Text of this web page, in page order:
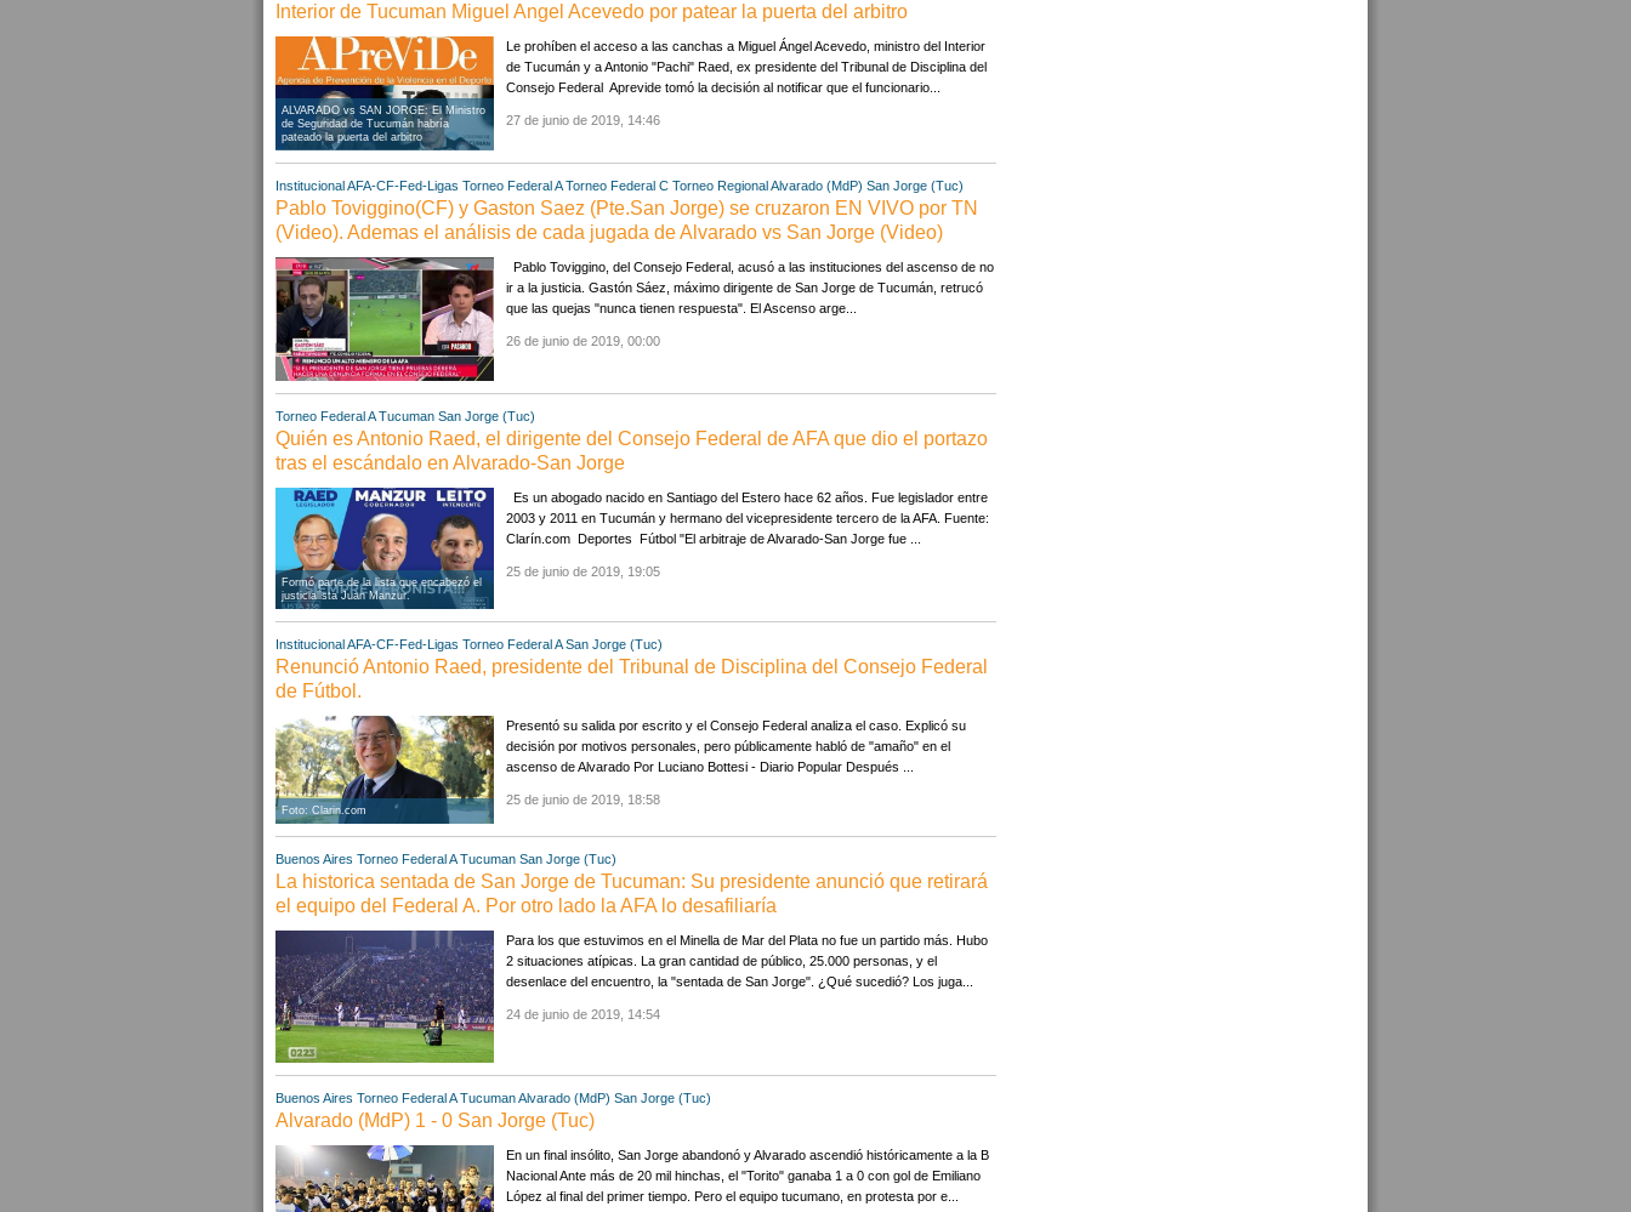
Interior de Tucuman Miguel Angel Acevedo por patear la puerta del arbitro
ALVARADO vs SAN JORGE: El Ministro
de Seguridad de Tucumán habría
pateado la puerta del arbitro
Le prohíben el acceso a las canchas a Miguel Ángel Acevedo, ministro del Interior
de Tucumán y a Antonio "Pachi" Raed, ex presidente del Tribunal de Disciplina del
Consejo Federal Aprevide tomó la decisión al notificar que el funcionario...
27 de junio de 2019, 14:46
Institucional AFA-CF-Fed-Ligas Torneo Federal A Torneo Federal C Torneo Regional Alvarado (MdP) San Jorge (Tuc)
Pablo Toviggino(CF) y Gaston Saez (Pte.San Jorge) se cruzaron EN VIVO por TN
(Video). Ademas el análisis de cada jugada de Alvarado vs San Jorge (Video)
Pablo Toviggino, del Consejo Federal, acusó a las instituciones del ascenso de no
ir a la justicia. Gastón Sáez, máximo dirigente de San Jorge de Tucumán, retrucó
que las quejas "nunca tienen respuesta". El Ascenso arge...
26 de junio de 2019, 00:00
Torneo Federal A Tucuman San Jorge (Tuc)
Quién es Antonio Raed, el dirigente del Consejo Federal de AFA que dio el portazo
tras el escándalo en Alvarado-San Jorge
Formó parte de la lista que encabezó el
justicialista Juan Manzur.
Es un abogado nacido en Santiago del Estero hace 62 años. Fue legislador entre
2003 y 2011 en Tucumán y hermano del vicepresidente tercero de la AFA. Fuente:
Clarín.com Deportes Fútbol "El arbitraje de Alvarado-San Jorge fue ...
25 de junio de 2019, 19:05
Institucional AFA-CF-Fed-Ligas Torneo Federal A San Jorge (Tuc)
Renunció Antonio Raed, presidente del Tribunal de Disciplina del Consejo Federal
de Fútbol.
Foto: Clarin.com
Presentó su salida por escrito y el Consejo Federal analiza el caso. Explicó su
decisión por motivos personales, pero públicamente habló de "amaño" en el
ascenso de Alvarado Por Luciano Bottesi - Diario Popular Después ...
25 de junio de 2019, 18:58
Buenos Aires Torneo Federal A Tucuman San Jorge (Tuc)
La historica sentada de San Jorge de Tucuman: Su presidente anunció que retirará
el equipo del Federal A. Por otro lado la AFA lo desafiliaría
Para los que estuvimos en el Minella de Mar del Plata no fue un partido más. Hubo
2 situaciones atípicas. La gran cantidad de público, 25.000 personas, y el
desenlace del encuentro, la "sentada de San Jorge". ¿Qué sucedió? Los juga...
24 de junio de 2019, 14:54
Buenos Aires Torneo Federal A TucumanAlvarado (MdP) San Jorge (Tuc)
Alvarado (MdP) 1 - 0 San Jorge (Tuc)
En un final insólito, San Jorge abandonó y Alvarado ascendió históricamente a la B
Nacional Ante más de 20 mil hinchas, el "Torito" ganaba 1 a 0 con gol de Emiliano
López al final del primer tiempo. Pero el equipo tucumano, en protesta por e...